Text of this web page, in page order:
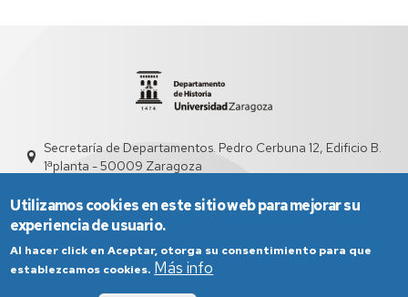
Secretaría de Departamentos. Pedro Cerbuna 12, Edificio B.
1ªplanta - 50009 Zaragoza
Utilizamos cookies en este sitio web para mejorar su
experiencia de usuario.
Al hacer click en Aceptar, otorga su consentimiento para que
establezcamos cookies. Más info